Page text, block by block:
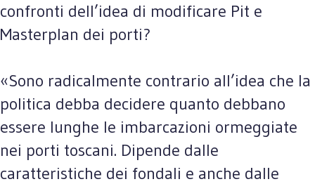
confronti dell’idea di modificare Pit e
Masterplan dei porti?
«Sono radicalmente contrario all’idea che la
politica debba decidere quanto debbano
essere lunghe le imbarcazioni ormeggiate
nei porti toscani. Dipende dalle
caratteristiche dei fondali e anche dalle